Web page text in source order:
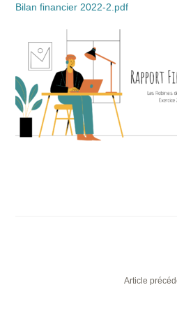
Bilan financier 2022-2.pdf
Article